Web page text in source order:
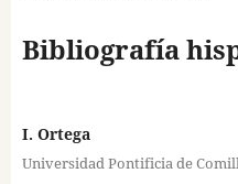
Bibliografía
I. Ortega
Universidad Pontificia de